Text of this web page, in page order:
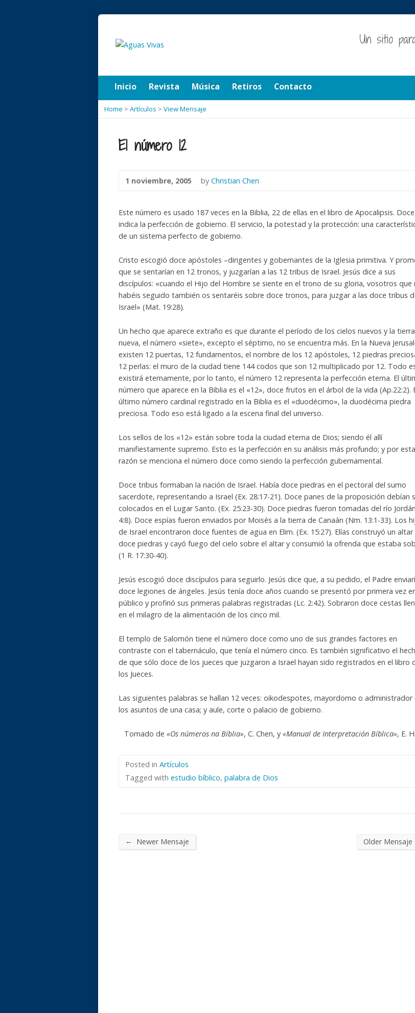
Un sitio
Inicio Revista Música Retiros Contacto
Home > Artículos > View Mensaje
El número 12
1 noviembre, 2005 by Christian Chen
Este número es usado 187 veces en la Biblia, 22 de ellas en el libro de Apocalipsis. Doce
indica la perfección de gobierno. El servicio, la potestad y la protección: una
de un sistema perfecto de gobierno.
Cristo escogió doce apóstoles –dirigentes y gobernantes de la Iglesia primitiva. Y
que se sentarían en 12 tronos, y juzgarían a las 12 tribus de Israel. Jesús dice a sus
discípulos: «cuando el Hijo del Hombre se siente en el trono de su gloria, vosotros que
habéis seguido también os sentaréis sobre doce tronos, para juzgar a las doce tribus
Israel» (Mat. 19:28).
Un hecho que aparece extraño es que durante el período de los cielos nuevos y la tierra
nueva, el número «siete», excepto el séptimo, no se encuentra más. En la Nueva
existen 12 puertas, 12 fundamentos, el nombre de los 12 apóstoles, 12 piedras
12 perlas: el muro de la ciudad tiene 144 codos que son 12 multiplicado por 12. Todo
existirá eternamente, por lo tanto, el número 12 representa la perfección eterna. El
número que aparece en la Biblia es el «12», doce frutos en el árbol de la vida (Ap.22:2).
último número cardinal registrado en la Biblia es el «duodécimo», la duodécima piedra
preciosa. Todo eso está ligado a la escena final del universo.
Los sellos de los «12» están sobre toda la ciudad eterna de Dios; siendo él allí
manifiestamente supremo. Esto es la perfección en su análisis más profundo; y por esta
razón se menciona el número doce como siendo la perfección gubernamental.
Doce tribus formaban la nación de Israel. Había doce piedras en el pectoral del sumo
sacerdote, representando a Israel (Ex. 28:17-21). Doce panes de la proposición debían
colocados en el Lugar Santo. (Ex. 25:23-30). Doce piedras fueron tomadas del río Jordán
4:8). Doce espías fueron enviados por Moisés a la tierra de Canaán (Nm. 13:1-33). Los
de Israel encontraron doce fuentes de agua en Elim. (Ex. 15:27). Elías construyó un altar
doce piedras y cayó fuego del cielo sobre el altar y consumió la ofrenda que estaba
(1 R. 17:30-40).
Jesús escogió doce discípulos para seguirlo. Jesús dice que, a su pedido, el Padre
doce legiones de ángeles. Jesús tenía doce años cuando se presentó por primera vez
público y profirió sus primeras palabras registradas (Lc. 2:42). Sobraron doce cestas
en el milagro de la alimentación de los cinco mil.
El templo de Salomón tiene el número doce como uno de sus grandes factores en
contraste con el tabernáculo, que tenía el número cinco. Es también significativo el
de que sólo doce de los jueces que juzgaron a Israel hayan sido registrados en el libro
los Jueces.
Las siguientes palabras se hallan 12 veces: oikodespotes, mayordomo o administrador
los asuntos de una casa; y aule, corte o palacio de gobierno.
Tomado de «Os números na Bíblia», C. Chen, y «Manual de Interpretación Bíblica», E.
Posted in Artículos
Tagged with estudio bíblico, palabra de Dios
← Newer Mensaje Older Mensaje